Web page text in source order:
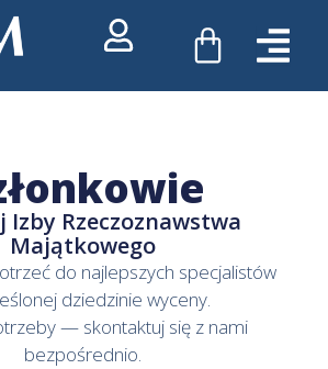
WÓZEK
Izby Rzeczoznawstwa
Majątkowego
do najlepszych specjalistów
dziedzinie wyceny.
— skontaktuj się z nami
bezpośrednio.